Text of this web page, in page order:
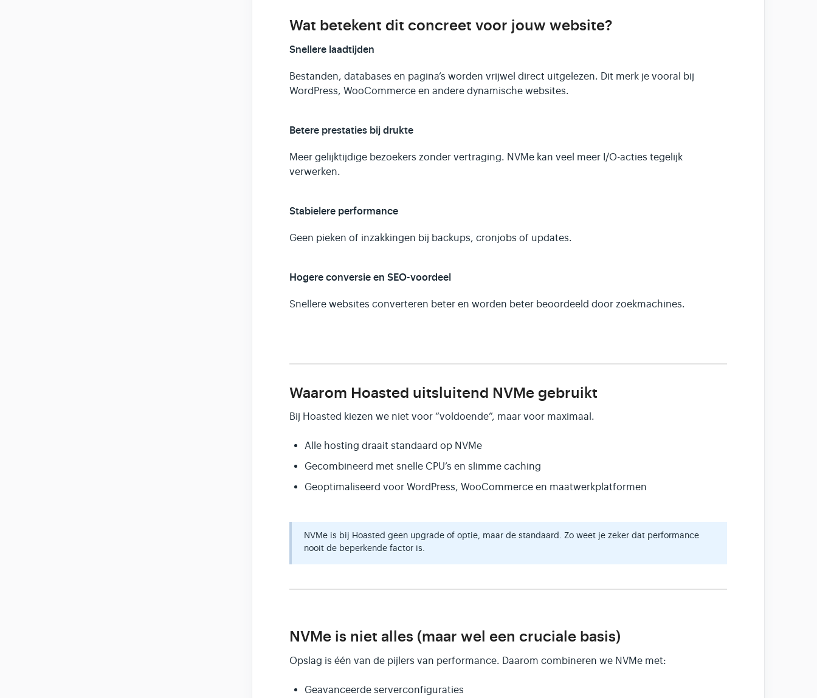
Wat betekent dit concreet voor jouw website?
Snellere laadtijden
Bestanden, databases en pagina’s worden vrijwel direct uitgelezen. Dit merk je vooral bij
WordPress, WooCommerce en andere dynamische websites.
Betere prestaties bij drukte
Meer gelijktijdige bezoekers zonder vertraging. NVMe kan veel meer I/O-acties tegelijk
verwerken.
Stabielere performance
Geen pieken of inzakkingen bij backups, cronjobs of updates.
Hogere conversie en SEO-voordeel
Snellere websites converteren beter en worden beter beoordeeld door zoekmachines.
Waarom Hoasted uitsluitend NVMe gebruikt
Bij Hoasted kiezen we niet voor “voldoende”, maar voor maximaal.
Alle hosting draait standaard op NVMe
Gecombineerd met snelle CPU’s en slimme caching
Geoptimaliseerd voor WordPress, WooCommerce en maatwerkplatformen
NVMe is bij Hoasted geen upgrade of optie, maar de standaard. Zo weet je zeker dat performance
nooit de beperkende factor is.
NVMe is niet alles (maar wel een cruciale basis)
Opslag is één van de pijlers van performance. Daarom combineren we NVMe met:
Geavanceerde serverconfiguraties